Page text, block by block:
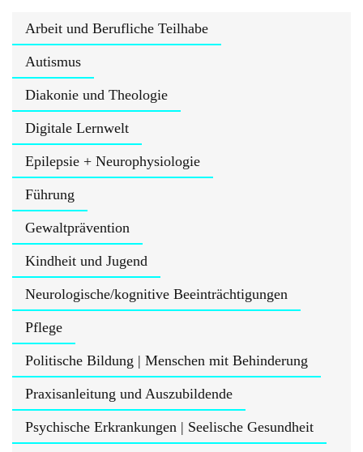
Arbeit und Berufliche Teilhabe
Autismus
Diakonie und Theologie
Digitale Lernwelt
Epilepsie + Neurophysiologie
Führung
Gewaltprävention
Kindheit und Jugend
Neurologische/kognitive Beeinträchtigungen
Pflege
Politische Bildung | Menschen mit Behinderung
Praxisanleitung und Auszubildende
Psychische Erkrankungen | Seelische Gesundheit